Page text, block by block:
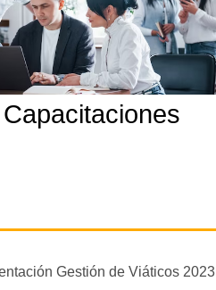
Capacitaciones
Gestión de Viáticos 2023